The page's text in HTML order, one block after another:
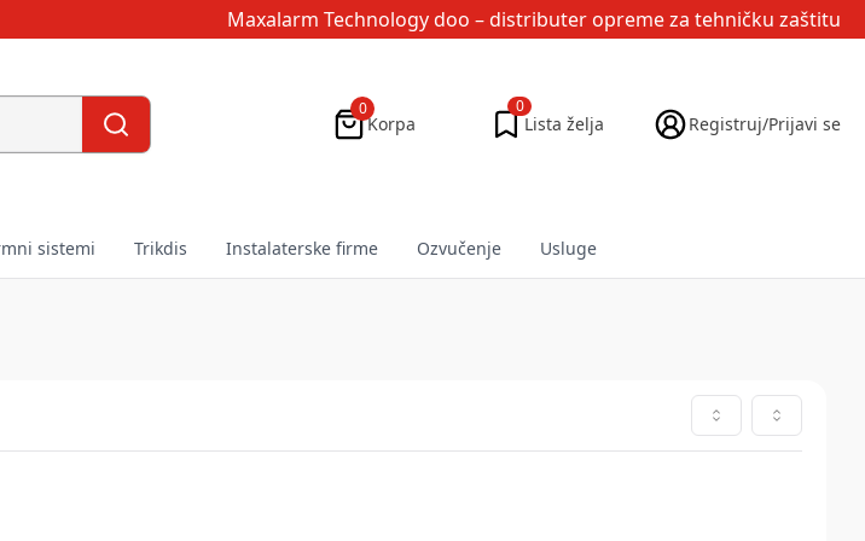
Maxalarm Technology doo – distributer opreme za tehničku zaštitu
0
Korpa
0
Lista želja Registruj/Prijavi se
sistemi Trikdis Instalaterske firme Ozvučenje Usluge